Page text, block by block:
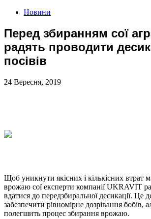
Новини
Перед збиранням сої
радять проводити
посівів
24 Вересня, 2019
Щоб уникнути якісних і кількісних втрат
врожаю сої експерти компанії UKRAVIT
вдатися до передзбиральної десикації. Це
забезпечити рівномірне дозрівання бобів,
полегшить процес збирання врожаю.